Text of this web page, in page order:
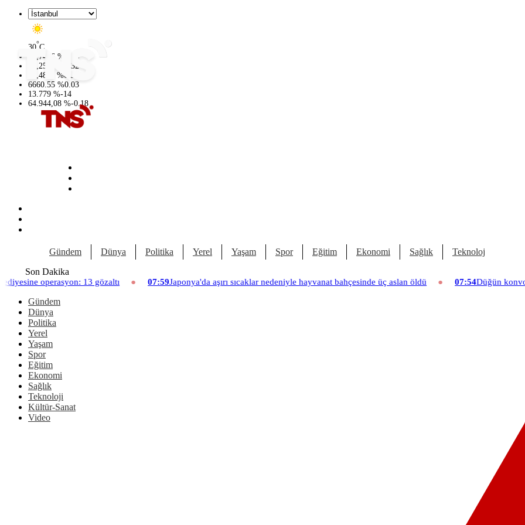
30°C
47,7436 %
0.18
55,2510
0.32
64,4811
%0.38
6660.55 %0.03
13.779 %-14
64.944,08 %-0.18
Gündem Dünya Politika Yerel Yaşam Spor Eğitim Ekonomi Sağlık Teknoloji
Son Dakika
gözaltı 07:59Japonya'da aşırı sıcaklar nedeniyle hayvanat bahçesinde üç aslan öldü 07:54Düğün konvoyuna ağır fatura: 540
Gündem
Dünya
Politika
Yerel
Yaşam
Spor
Eğitim
Ekonomi
Sağlık
Teknoloji
Kültür-Sanat
Video